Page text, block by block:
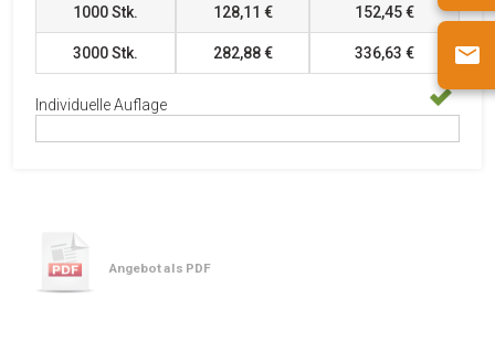
1000Stk. 128,11 € 152,45 €
3000Stk. 282,88 € 336,63 €
Individuelle Auflage
Angebot als PDF